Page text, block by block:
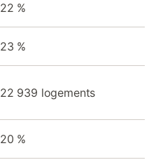
22 %
23 %
22 939 logements
20 %